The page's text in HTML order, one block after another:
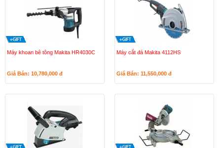
Máy khoan bê tông Makita HR4030C
Giá Bán: 10,780,000 đ
Máy cắt đá Makita 4112HS
Giá Bán: 11,550,000 đ